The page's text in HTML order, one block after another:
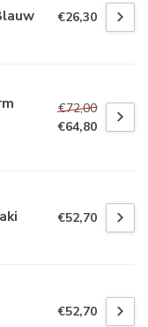
€26,30
€72,00
€64,80
€52,70
€52,70